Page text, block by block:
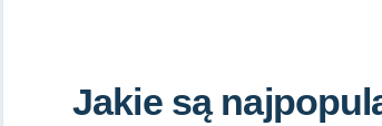
Jakie są